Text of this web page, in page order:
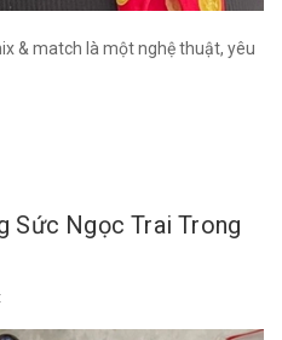
& match là một nghệ thuật, yêu
Sức Ngọc Trai Trong